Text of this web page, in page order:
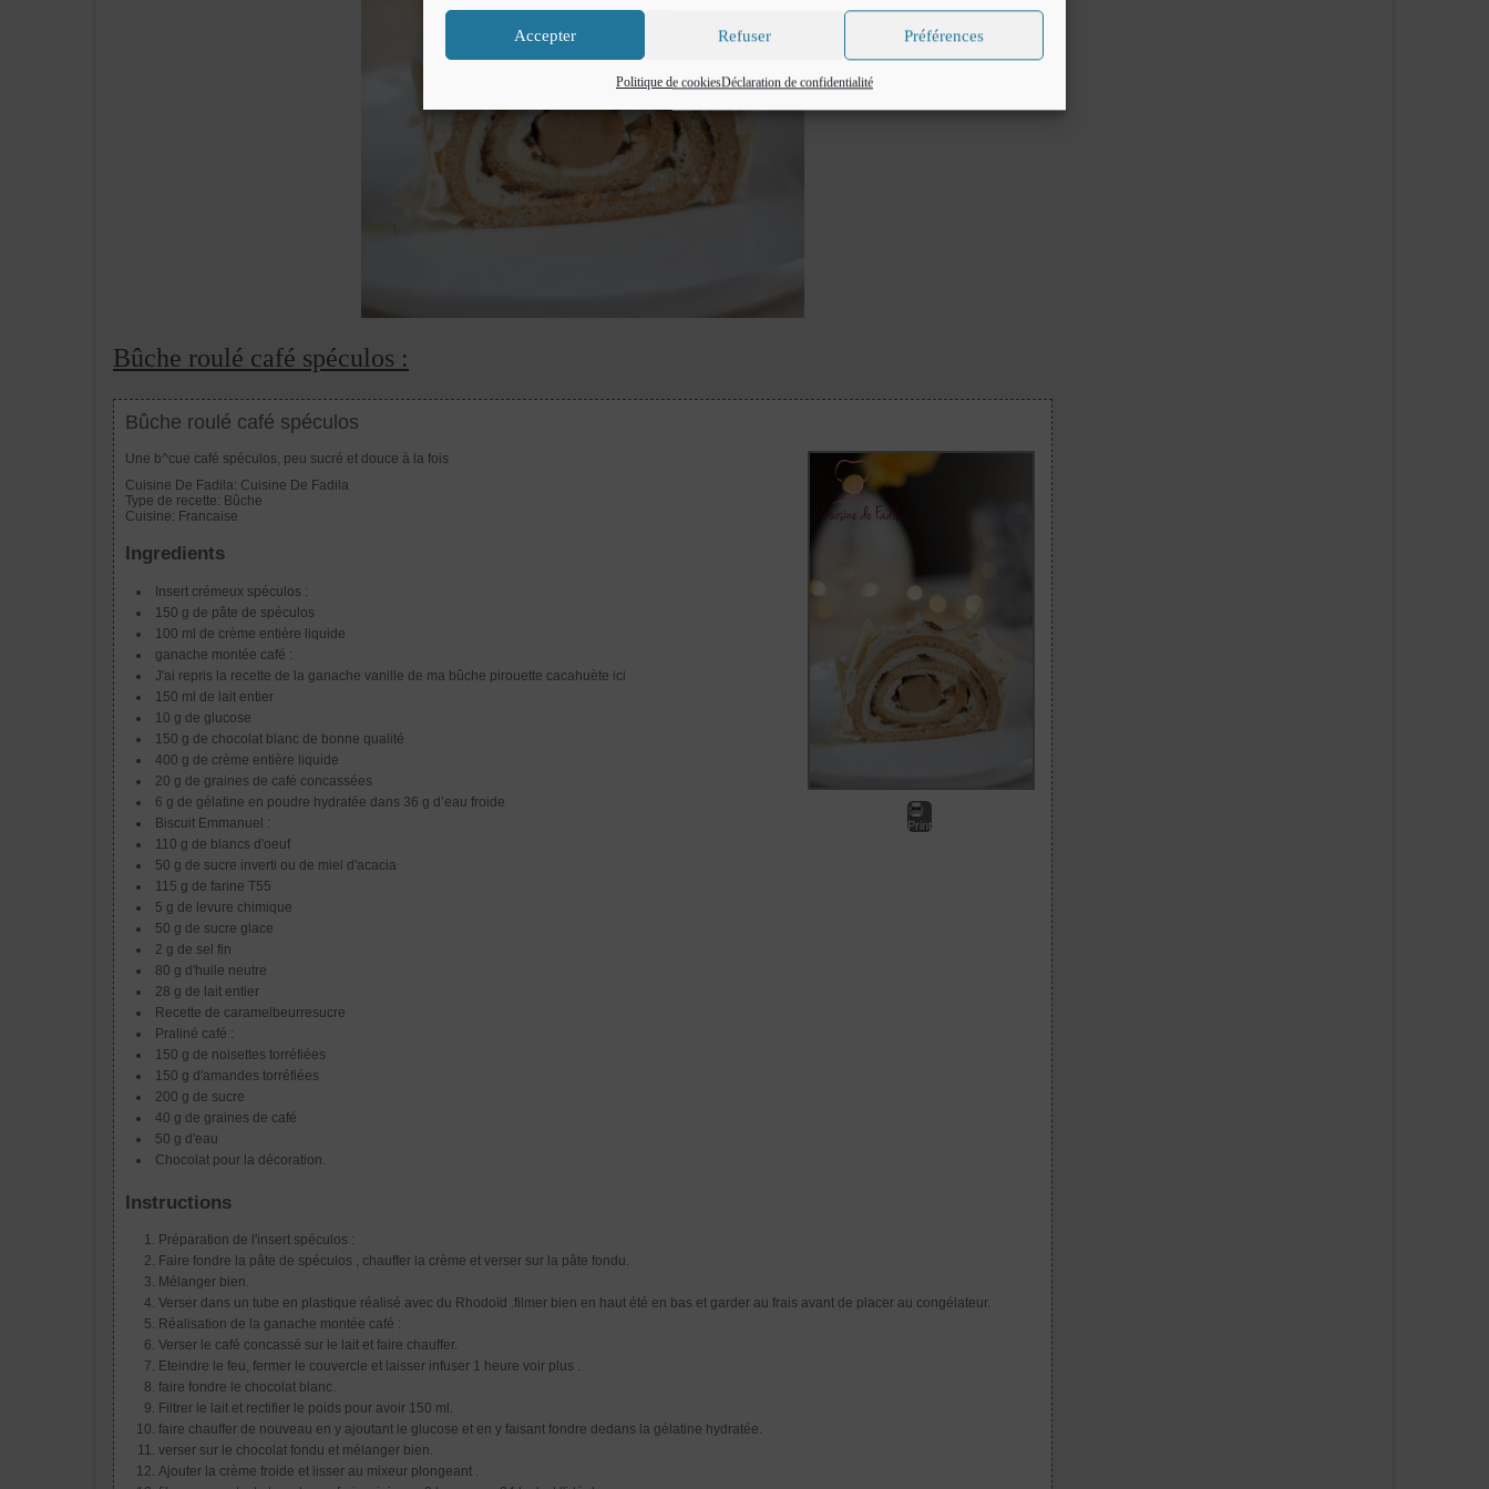
Accepter Refuser Préférences
Politique de cookiesDéclaration de confidentialité
Bûche roulé café spéculos :
Bûche roulé café spéculos
Print
Une b^cue café spéculos, peu sucré et douce à la fois
Cuisine De Fadila: Cuisine De Fadila
Type de recette: Bûche
Cuisine: Francaise
Ingredients
Insert crémeux spéculos :
150 g de pâte de spéculos
100 ml de crème entière liquide
ganache montée café :
J'ai repris la recette de la ganache vanille de ma bûche pirouette cacahuète ici
150 ml de lait entier
10 g de glucose
150 g de chocolat blanc de bonne qualité
400 g de crème entière liquide
20 g de graines de café concassées
6 g de gélatine en poudre hydratée dans 36 g d’eau froide
Biscuit Emmanuel :
110 g de blancs d'oeuf
50 g de sucre inverti ou de miel d'acacia
115 g de farine T55
5 g de levure chimique
50 g de sucre glace
2 g de sel fin
80 g d'huile neutre
28 g de lait entier
Recette de caramelbeurresucre
Praliné café :
150 g de noisettes torréfiées
150 g d'amandes torréfiées
200 g de sucre
40 g de graines de café
50 g d'eau
Chocolat pour la décoration.
Instructions
Préparation de l'insert spéculos :
Faire fondre la pâte de spéculos , chauffer la crème et verser sur la pâte fondu.
Mélanger bien.
Verser dans un tube en plastique réalisé avec du Rhodoïd .filmer bien en haut été en bas et garder au frais avant de placer au congélateur.
Réalisation de la ganache montée café :
Verser le café concassé sur le lait et faire chauffer.
Eteindre le feu, fermer le couvercle et laisser infuser 1 heure voir plus .
faire fondre le chocolat blanc.
Filtrer le lait et rectifier le poids pour avoir 150 ml.
faire chauffer de nouveau en y ajoutant le glucose et en y faisant fondre dedans la gélatine hydratée.
verser sur le chocolat fondu et mélanger bien.
Ajouter la crème froide et lisser au mixeur plongeant .